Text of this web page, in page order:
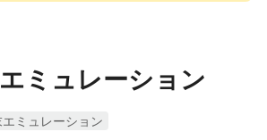
ミュレーション
ミュレーション